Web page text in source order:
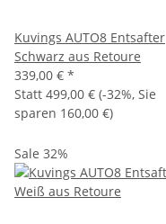
Kuvings AUTO8 Entsafter
Schwarz aus Retoure
339,00 € *
Statt 499,00 € (-32%, Sie
sparen 160,00 €)
Sale 32%